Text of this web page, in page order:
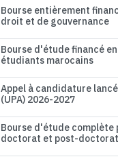
Bourse entièrement
droit et de gouvernance
Bourse d'étude financé
étudiants marocains
Appel à candidature
(UPA) 2026-2027
Bourse d'étude complète
doctorat et post-doctorat